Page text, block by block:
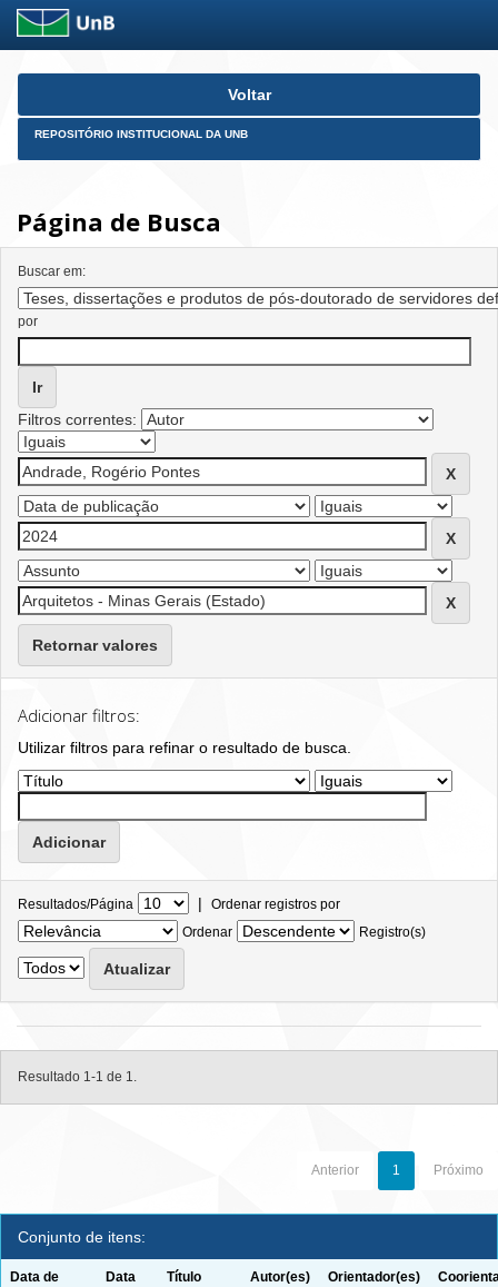
Skip
Voltar
REPOSITÓRIO INSTITUCIONAL DA UNB
Página de Busca
Buscar em:
por
Filtros correntes:
Retornar valores
Adicionar filtros:
Utilizar filtros para refinar o resultado de busca.
Resultados/Página | Ordenar registros por
Ordenar
Registro(s)
Resultado 1-1 de 1.
Anterior 1 Próximo
Conjunto de itens:
Data de
Data
Título Autor(es) Orientador(es)